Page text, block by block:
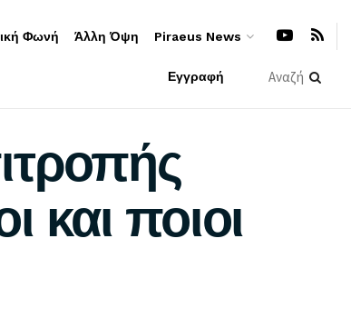
Φωνή Άλλη Όψη Piraeus News
Εγγραφή
ποιοι